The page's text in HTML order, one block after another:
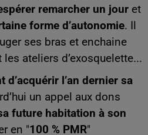
remarcher un jour et
forme d’autonomie. Il
ses bras et enchaine
ateliers d’exosquelette...
l’an dernier sa
un appel aux dons
future habitation à son
en "100 % PMR"